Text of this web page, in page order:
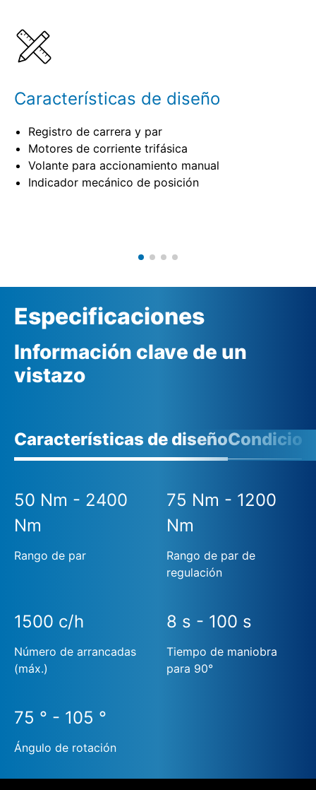
Productos combinados
Productos relacionados
Características de diseño
Registro de carrera y par
Motores de corriente trifásica
Volante para accionamiento manual
Indicador mecánico de posición
Especificaciones
Información clave de un
vistazo
Características de diseño
50 Nm - 2400
Nm
Rango de par
75 Nm - 1200
Nm
Rango de par de
regulación
1500 c/h
Número de arrancadas
(máx.)
8 s - 100 s
Tiempo de maniobra
para 90°
75 ° - 105 °
Ángulo de rotación